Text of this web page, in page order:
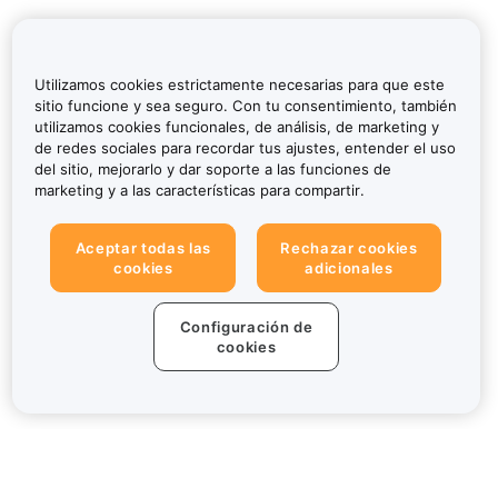
Utilizamos cookies estrictamente necesarias para que este
sitio funcione y sea seguro. Con tu consentimiento, también
utilizamos cookies funcionales, de análisis, de marketing y
de redes sociales para recordar tus ajustes, entender el uso
del sitio, mejorarlo y dar soporte a las funciones de
marketing y a las características para compartir.
Aceptar todas las
cookies
Rechazar cookies
adicionales
Configuración de
cookies